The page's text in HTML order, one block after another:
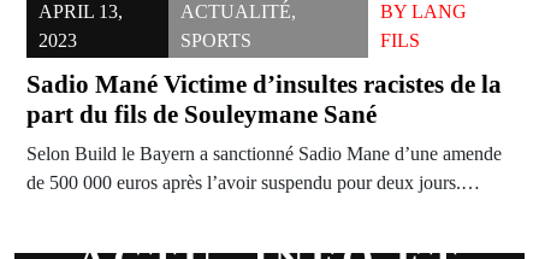
APRIL 13,
2023
ACTUALITÉ,
SPORTS
BY LANG
FILS
Sadio Mané Victime d’insultes racistes de la
part du fils de Souleymane Sané
Selon Build le Bayern a sanctionné Sadio Mane d’une amende
de 500 000 euros après l’avoir suspendu pour deux jours.…